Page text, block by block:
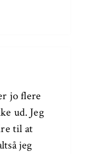
jo flere
ud. Jeg
til at
jeg